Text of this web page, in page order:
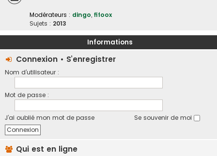
Modérateurs : dingo, fifoox
Sujets : 2013
Informations
Connexion • S’enregistrer
Nom d’utilisateur :
Mot de passe :
J’ai oublié mon mot de passe Se souvenir de moi
Qui est en ligne